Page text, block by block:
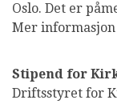
Oslo. Det er
Mer
Stipend for
Driftsstyret for